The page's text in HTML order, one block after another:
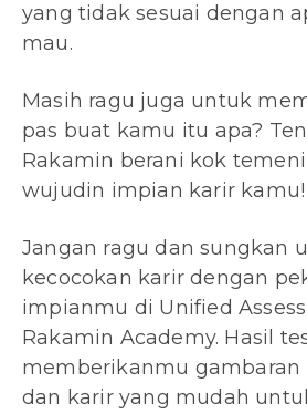
yang tidak sesuai dengan
mau.
Masih ragu juga untuk
pas buat kamu itu apa?
Rakamin berani kok
wujudin impian karir kamu!
Jangan ragu dan sungkan
kecocokan karir dengan
impianmu di Unified
Rakamin Academy. Hasil
memberikanmu gambaran
dan karir yang mudah